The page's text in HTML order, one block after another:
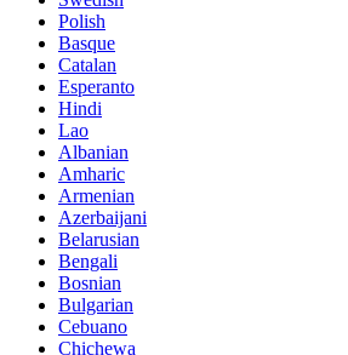
Polish
Basque
Catalan
Esperanto
Hindi
Lao
Albanian
Amharic
Armenian
Azerbaijani
Belarusian
Bengali
Bosnian
Bulgarian
Cebuano
Chichewa